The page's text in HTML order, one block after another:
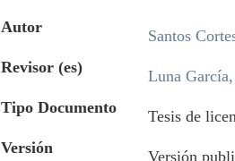
Autor
Santos
Revisor (es)
Luna
Tipo Documento
Tesis de
Versión
Versión